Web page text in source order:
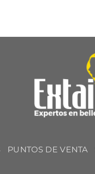
PUNTOS DE VENTA